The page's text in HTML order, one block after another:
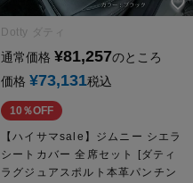
Dotty ダティ
通常価格 ¥81,257のところ
価格 ¥73,131税込
10％OFF
【ハイサマsale】ジムニー シエラ
シートカバー 全席セット [ダティ
ラグジュアスポルト本革パンチン